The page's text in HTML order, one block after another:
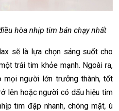
hòa nhịp tim bán chạy nhất
sẽ là lựa chọn sáng suốt cho
trái tim khỏe mạnh. Ngoài ra,
mọi người lớn trưởng thành, tốt
lên hoặc người có dấu hiệu tim
tim đập nhanh, chóng mặt, ù